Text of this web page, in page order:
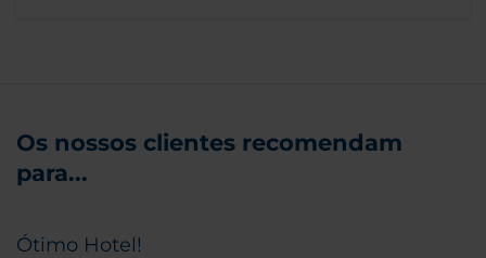
Os nossos clientes recomendam
para...
Ótimo Hotel!